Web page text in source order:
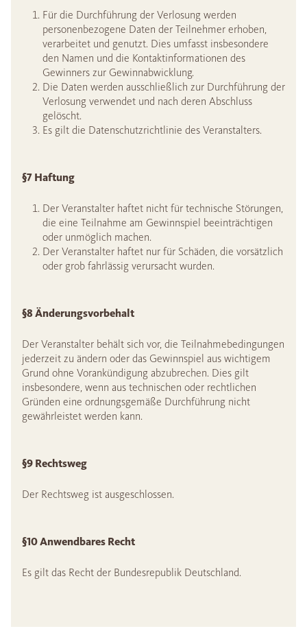
Für die Durchführung der Verlosung werden
personenbezogene Daten der Teilnehmer erhoben,
verarbeitet und genutzt. Dies umfasst insbesondere
den Namen und die Kontaktinformationen des
Gewinners zur Gewinnabwicklung.
Die Daten werden ausschließlich zur Durchführung der
Verlosung verwendet und nach deren Abschluss
gelöscht.
Es gilt die Datenschutzrichtlinie des Veranstalters.
§7 Haftung
Der Veranstalter haftet nicht für technische Störungen,
die eine Teilnahme am Gewinnspiel beeinträchtigen
oder unmöglich machen.
Der Veranstalter haftet nur für Schäden, die vorsätzlich
oder grob fahrlässig verursacht wurden.
§8 Änderungsvorbehalt
Der Veranstalter behält sich vor, die Teilnahmebedingungen
jederzeit zu ändern oder das Gewinnspiel aus wichtigem
Grund ohne Vorankündigung abzubrechen. Dies gilt
insbesondere, wenn aus technischen oder rechtlichen
Gründen eine ordnungsgemäße Durchführung nicht
gewährleistet werden kann.
§9 Rechtsweg
Der Rechtsweg ist ausgeschlossen.
§10 Anwendbares Recht
Es gilt das Recht der Bundesrepublik Deutschland.